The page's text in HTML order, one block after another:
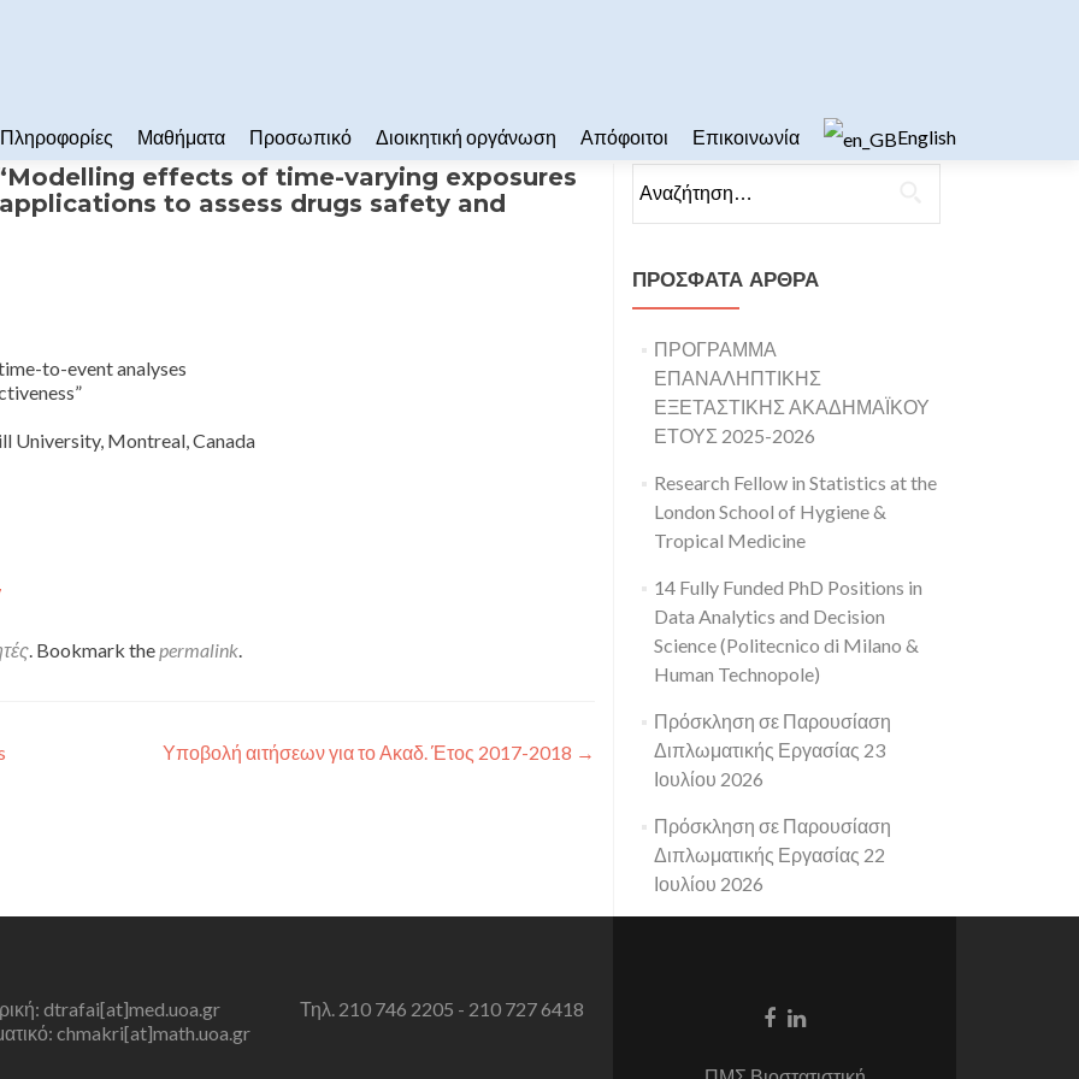
Πληροφορίες Μαθήματα Προσωπικό Διοικητική οργάνωση Απόφοιτοι Επικοινωνία English
effects of time-varying exposures
to assess drugs safety and
to-event analyses
University, Montreal, Canada
. Bookmark thepermalink.
Υποβολή αιτήσεων για το Ακαδ. Έτος 2017-2018 →
ΠΡΌΣΦΑΤΑ ΆΡΘΡΑ
ΠΡΟΓΡΑΜΜΑ
ΕΠΑΝΑΛΗΠΤΙΚΗΣ
ΕΞΕΤΑΣΤΙΚΗΣ ΑΚΑΔΗΜΑΪΚΟΥ
ΕΤΟΥΣ 2025-2026
Research Fellow in Statistics at the
London School of Hygiene &
Tropical Medicine
14 Fully Funded PhD Positions in
Data Analytics and Decision
Science (Politecnico di Milano &
Human Technopole)
Πρόσκληση σε Παρουσίαση
Διπλωματικής Εργασίας 23
Ιουλίου 2026
Πρόσκληση σε Παρουσίαση
Διπλωματικής Εργασίας 22
Ιουλίου 2026
dtrafai[at]med.uoa.gr
chmakri[at]math.uoa.gr
Τηλ. 210 746 2205 - 210 727 6418
Facebook
Linkedin